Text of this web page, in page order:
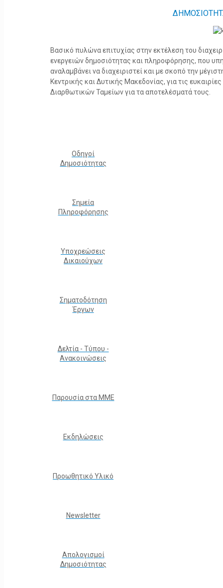
Βασικό πυλώνα επιτυχίας στην εκτέλεση του
ενεργειών δημοσιότητας και πληροφόρησης, που
αναλαμβάνει να διαχειριστεί και με σκοπό την
Κεντρικής και Δυτικής Μακεδονίας, για τις
Διαρθωτικών Ταμείων για τα αποτελέσματά τους.
Οδηγοί
Δημοσιότητας
Σημεία
Πληροφόρησης
Υποχρεώσεις
Δικαιούχων
Σηματοδότηση
Έργων
Δελτία - Τύπου -
Ανακοινώσεις
Παρουσία στα ΜΜΕ
Εκδηλώσεις
Προωθητικό Υλικό
Νewsletter
Απολογισμοί
Δημοσιότητας